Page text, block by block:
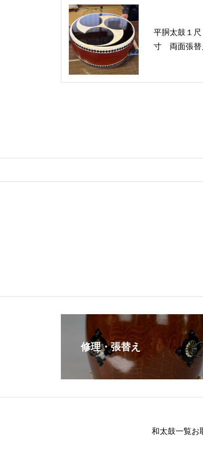
平胴太鼓１尺
寸 両面張替
修理・張替え
和太鼓一覧お